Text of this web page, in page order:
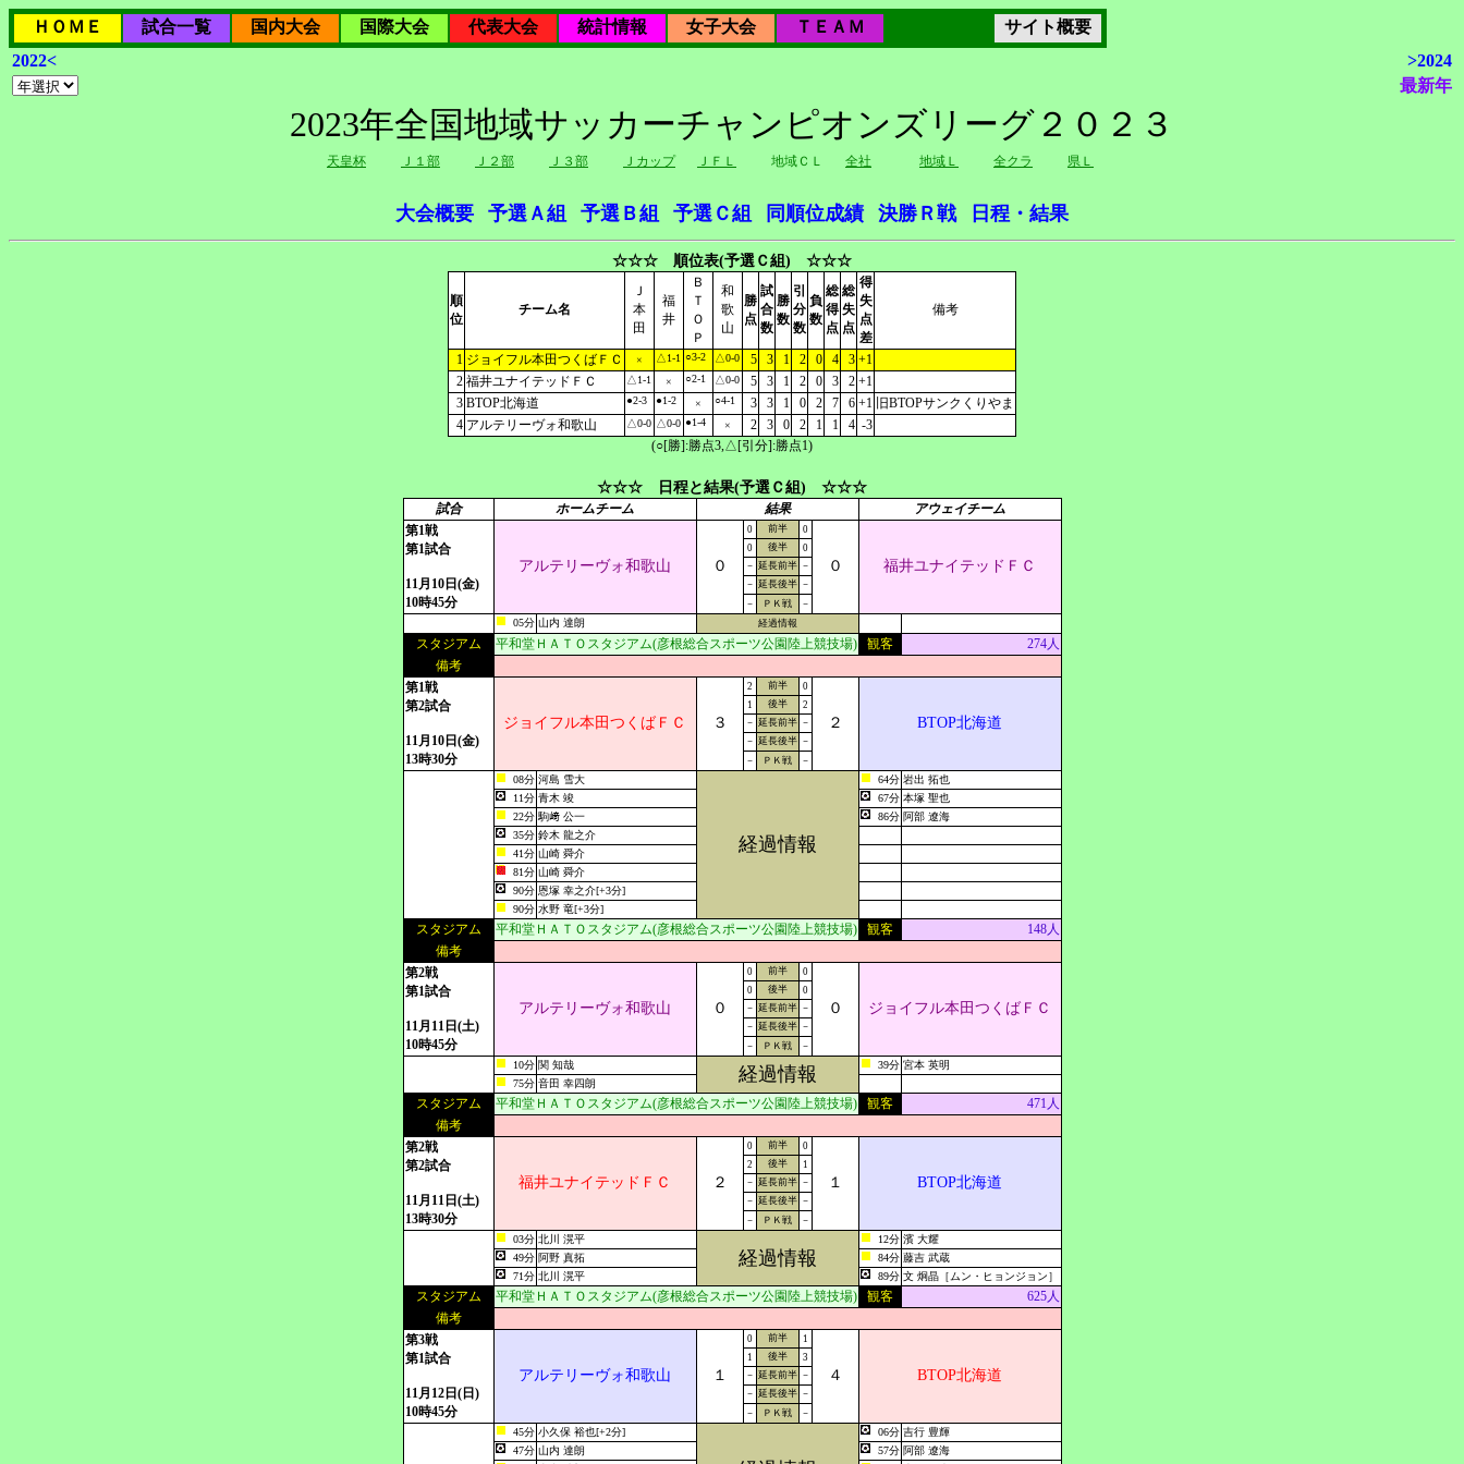
ＨＯＭＥ 試合一覧 国内大会 国際大会 代表大会 統計情報 女子大会 ＴＥＡＭ
サイト概要
2022<
>2024
最新年
2023年全国地域サッカーチャンピオンズリーグ２０２３
天皇杯 Ｊ１部 Ｊ２部 Ｊ３部 Ｊカップ ＪＦＬ 地域ＣＬ 全社 地域Ｌ 全クラ 県Ｌ
大会概要 予選Ａ組 予選Ｂ組 予選Ｃ組 同順位成績 決勝Ｒ戦 日程・結果
☆☆☆ 順位表(予選Ｃ組) ☆☆☆
順
位
チーム名
Ｊ
本
田
福
井
Ｂ
Ｔ
Ｏ
Ｐ
和
歌
山
勝
点
試
合
数
勝
数
引
分
数
負
数
総
得
点
総
失
点
得
失
点
差
備考
1 ジョイフル本田つくばＦＣ × △1-1 ○3-2 △0-0 5 3 1 2 0 4 3 +1
2 福井ユナイテッドＦＣ △1-1 × ○2-1 △0-0 5 3 1 2 0 3 2 +1
3 BTOP北海道 ●2-3 ●1-2 × ○4-1 3 3 1 0 2 7 6 +1 旧BTOPサンクくりやま
4 アルテリーヴォ和歌山 △0-0 △0-0 ●1-4 × 2 3 0 2 1 1 4 -3
(○[勝]:勝点3,△[引分]:勝点1)
☆☆☆ 日程と結果(予選Ｃ組) ☆☆☆
試合 ホームチーム 結果
アウェイチーム
第1戦
第1試合
11月10日(金)
10時45分
アルテリーヴォ和歌山 ０
0 前半 0
０ 福井ユナイテッドＦＣ
0 後半
0
－ 延長前半 －
－ 延長後半 －
－
ＰＫ戦 －
05分 山内 達朗 経過情報
スタジアム 平和堂ＨＡＴＯスタジアム(彦根総合スポーツ公園陸上競技場) 観客
274人
備考
第1戦
第2試合
11月10日(金)
13時30分
ジョイフル本田つくばＦＣ ３
2 前半 0
２ BTOP北海道
1 後半
2
－ 延長前半 －
－ 延長後半 －
－
ＰＫ戦 －
08分 河島 雪大
経過情報
64分 岩出 拓也
11分 青木 竣 67分 本塚 聖也
22分 駒﨑 公一 86分 阿部 遼海
35分 鈴木 龍之介
41分 山崎 舜介
81分 山崎 舜介
90分 恩塚 幸之介[+3分]
90分 水野 竜[+3分]
スタジアム 平和堂ＨＡＴＯスタジアム(彦根総合スポーツ公園陸上競技場) 観客
148人
備考
第2戦
第1試合
11月11日(土)
10時45分
アルテリーヴォ和歌山 ０
0 前半 0
０ ジョイフル本田つくばＦＣ
0 後半
0
－ 延長前半 －
－ 延長後半 －
－
ＰＫ戦 －
10分 関 知哉 経過情報 39分 宮本 英明
75分 音田 幸四朗
スタジアム 平和堂ＨＡＴＯスタジアム(彦根総合スポーツ公園陸上競技場) 観客
471人
備考
第2戦
第2試合
11月11日(土)
13時30分
福井ユナイテッドＦＣ ２
0 前半 0
１ BTOP北海道
2 後半
1
－ 延長前半 －
－ 延長後半 －
－
ＰＫ戦 －
03分 北川 滉平
経過情報
12分 濱 大耀
49分 阿野 真拓 84分 藤吉 武蔵
71分 北川 滉平 89分 文 炯晶［ムン・ヒョンジョン］
スタジアム 平和堂ＨＡＴＯスタジアム(彦根総合スポーツ公園陸上競技場) 観客
625人
備考
第3戦
第1試合
11月12日(日)
10時45分
アルテリーヴォ和歌山 １
0 前半 1
４ BTOP北海道
1 後半
3
－ 延長前半 －
－ 延長後半 －
－
ＰＫ戦 －
45分 小久保 裕也[+2分] 06分 吉行 豊輝
47分 山内 達朗 57分 阿部 遼海